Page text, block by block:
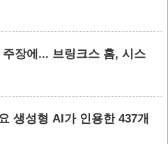
장에... 브링크스 홈, 시스
생성형 AI가 인용한 437개